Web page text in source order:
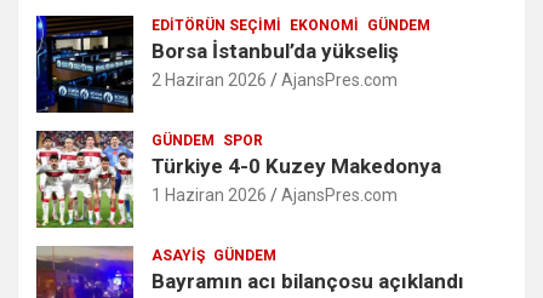
EDITÖRÜN SEÇIMI EKONOMI GÜNDEM
Borsa İstanbul’da yükseliş
2 Haziran 2026 AjansPres.com
GÜNDEM SPOR
Türkiye 4-0 Kuzey Makedonya
1 Haziran 2026 AjansPres.com
ASAYIŞ GÜNDEM
Bayramın acı bilançosu açıklandı